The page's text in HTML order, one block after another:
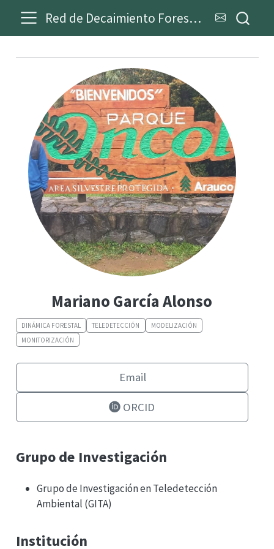
Red de Decaimiento Forestal
Mariano García Alonso
DINÁMICA FORESTAL TELEDETECCIÓN
MODELIZACIÓN
MONITORIZACIÓN
Email
ORCID
Grupo de Investigación
Grupo de Investigación en Teledetección
Ambiental (GITA)
Institución